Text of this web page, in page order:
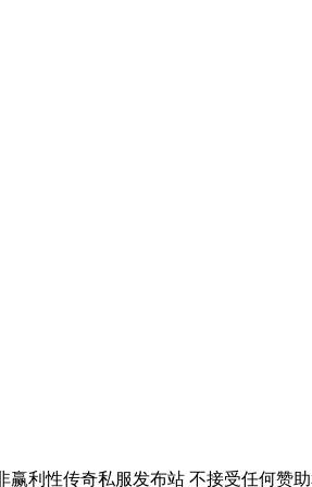
赢利性传奇私服发布站 不接受任何赞